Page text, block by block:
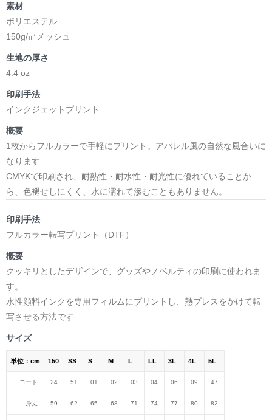
素材
ポリエステル
150g/㎡メッシュ
生地の厚さ
4.4 oz
印刷手法
インクジェットプリント
概要
1枚からフルカラーで手軽にプリント。アパレル風の自然な風合いに
なります
CMYKで印刷され、耐熱性・耐水性・耐光性に優れていることか
ら、色褪せしにくく、水に濡れて滲むこともありません。
印刷手法
フルカラー転写プリント（DTF）
概要
クッキリとしたデザインで、グッズやノベルティの印刷に使われま
す。
水性顔料インクを専用フィルムにプリントし、熱プレスをかけて転
写させる方法です
サイズ
単位：cm 150 SS S M L LL 3L 4L 5L
コード 24 51 01 02 03 04 06 09 47
身丈 59 62 65 68 71 74 77 80 82